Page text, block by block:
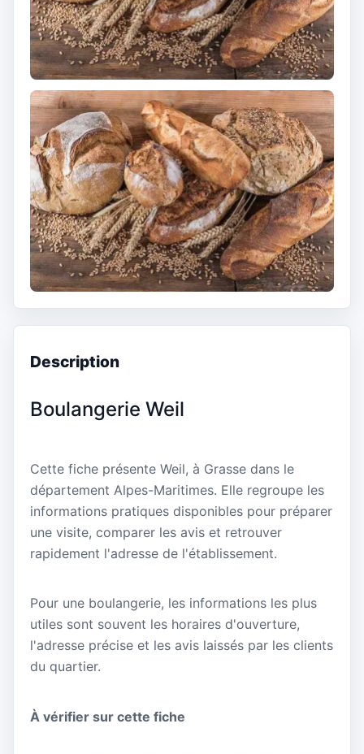
Description
Boulangerie Weil
Cette fiche présente Weil, à Grasse dans le
département Alpes-Maritimes. Elle regroupe les
informations pratiques disponibles pour préparer
une visite, comparer les avis et retrouver
rapidement l'adresse de l'établissement.
Pour une boulangerie, les informations les plus
utiles sont souvent les horaires d'ouverture,
l'adresse précise et les avis laissés par les clients
du quartier.
À vérifier sur cette fiche